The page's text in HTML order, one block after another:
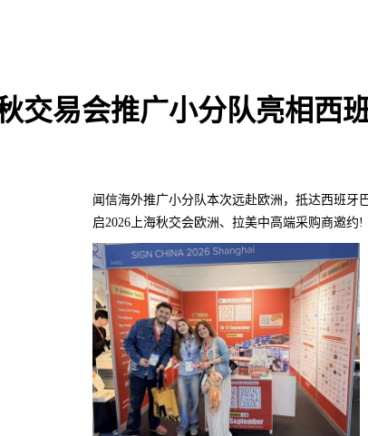
交易会推广小分队亮相西
闻信海外推广小分队本次远赴欧洲，抵达西班牙
启2026上海秋交会欧洲、拉美中高端采购商邀约!